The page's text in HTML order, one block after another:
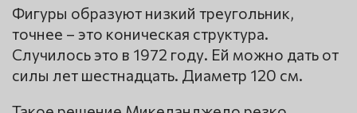
Фигуры образуют низкий треугольник,
точнее – это коническая структура.
Случилось это в 1972 году. Ей можно дать от
силы лет шестнадцать. Диаметр 120 см.